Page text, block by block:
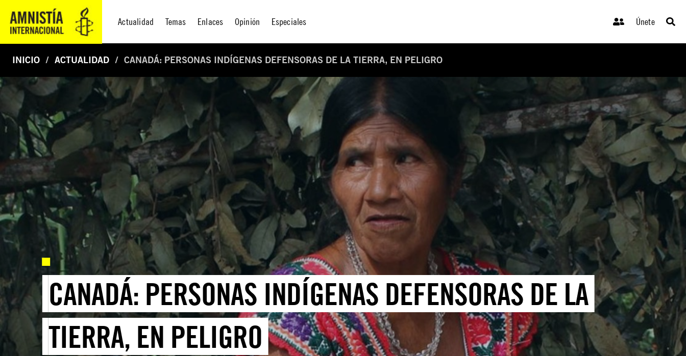
Actualidad Temas Enlaces Opinión Especiales Únete
INICIO ACTUALIDAD CANADÁ: PERSONAS INDÍGENAS DEFENSORAS DE LA TIERRA, EN PELIGRO
CANADÁ: PERSONAS INDÍGENAS DEFENSORAS DE LA
TIERRA, EN PELIGRO